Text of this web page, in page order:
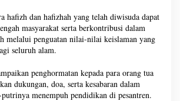
hafizh dan hafizhah yang telah diwisuda dapat
masyarakat serta berkontribusi dalam
melalui penguatan nilai-nilai keislaman yang
seluruh alam.
penghormatan kepada para orang tua
dukungan, doa, serta kesabaran dalam
menempuh pendidikan di pesantren.